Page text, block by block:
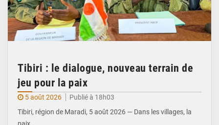
Tibiri : le dialogue, nouveau terrain de
jeu pour la paix
5 août 2026
Publié à 18h03
Tibiri, région de Maradi, 5 août 2026 — Dans les villages, la
paix…